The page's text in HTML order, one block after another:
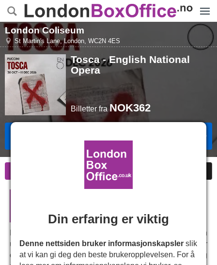
London Coliseum
St Martin's Lane,London, WC2N 4ES
Tosca - English National
Opera
Billetter fraNOK362
London
Puccinis klassiske opera flyttes til en konsertsal i en
uidentifisert europeisk stat herjet av borgerkrig, hvor
operasangerinnen Floria Tosca planlegger et hemmelig
Din erfaring er viktig
Denne nettsiden bruker informasjonskapsler slik
at vi kan gi deg den beste brukeropplevelsen. For å